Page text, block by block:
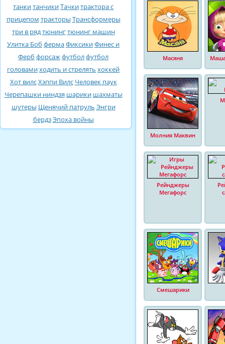
танкитанчикиТачкитрактора с
прицепом тракторы Трансформеры
три в рядтюнингтюнинг машин
Улитка Боб фермаФиксикиФинес и
Ферб форсажфутболфутбол
головамиходить и стрелять хоккей
Хот вилсХэппи Вилс Человек паук
Черепашки ниндзя шарики шахматы
шутеры Щенячий патруль Энгри
бердзЭпоха войны
Масяня
Молния Маквин
Рейнджеры
Мегафорс
Смешарики